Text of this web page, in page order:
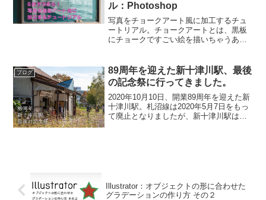
ル：Photoshop
写真をチョークアート風に加工するチュ
ートリアル。チョークアートとは、黒板
にチョークですごい絵を描いちゃうあれ
練習用に使いたい方はこちらよりダウン
ロードしてください。...
ブログ
89周年を迎えた新十津川駅、最後
の記念祭に行ってきました。
2020年10月10日、開業89周年を迎えた新
十津川駅。札沼線は2020年5月7日をもっ
て廃止となりましたが、新十津川駅は閉
Illustrator：オブジェクトの形に合わせた
グラデーションの作り方 その２